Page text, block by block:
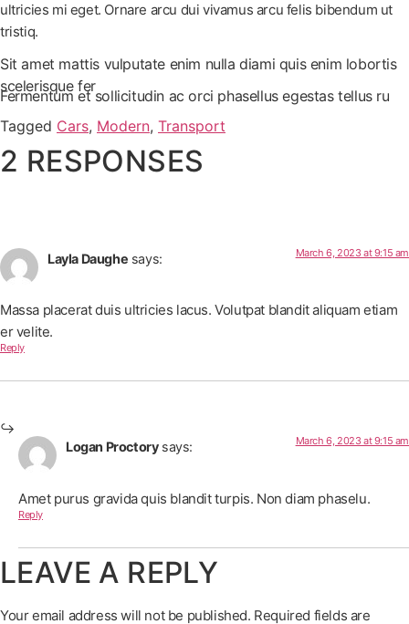
ultricies mi eget. Ornare arcu dui vivamus arcu felis bibendum ut
tristiq.
Sit amet mattis vulputate enim nulla diami quis enim lobortis
scelerisque fer
Fermentum et sollicitudin ac orci phasellus egestas tellus ru
Tagged Cars, Modern, Transport
2 RESPONSES
Layla Daughe says: March 6, 2023 at 9:15 am
Massa placerat duis ultricies lacus. Volutpat blandit aliquam etiam
er velite.
Reply
Logan Proctory says: March 6, 2023 at 9:15 am
Amet purus gravida quis blandit turpis. Non diam phaselu.
Reply
LEAVE A REPLY
Your email address will not be published. Required fields are